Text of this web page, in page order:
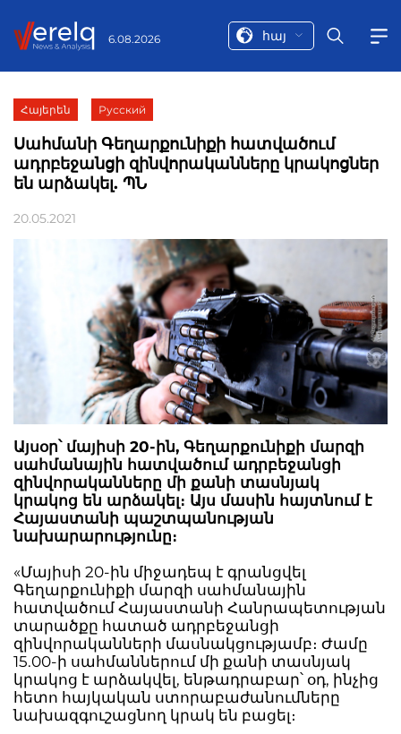
6.08.2026 հայ
Հայերեն Русский
Սահմանի Գեղարքունիքի հատվածում
ադրբեջանցի զինվորականները կրակոցներ
են արձակել. ՊՆ
20.05.2021
Այսօր՝ մայիսի 20-ին, Գեղարքունիքի մարզի
սահմանային հատվածում ադրբեջանցի
զինվորականները մի քանի տասնյակ
կրակոց են արձակել։ Այս մասին հայտնում է
Հայաստանի պաշտպանության
նախարարությունը։
«Մայիսի 20-ին միջադեպ է գրանցվել
Գեղարքունիքի մարզի սահմանային
հատվածում Հայաստանի Հանրապետության
տարածքը հատած ադրբեջանցի
զինվորականների մասնակցությամբ։ Ժամը
15.00-ի սահմաններում մի քանի տասնյակ
կրակոց է արձակվել, ենթադրաբար՝ օդ, ինչից
հետո հայկական ստորաբաժանումները
նախազգուշացնող կրակ են բացել։